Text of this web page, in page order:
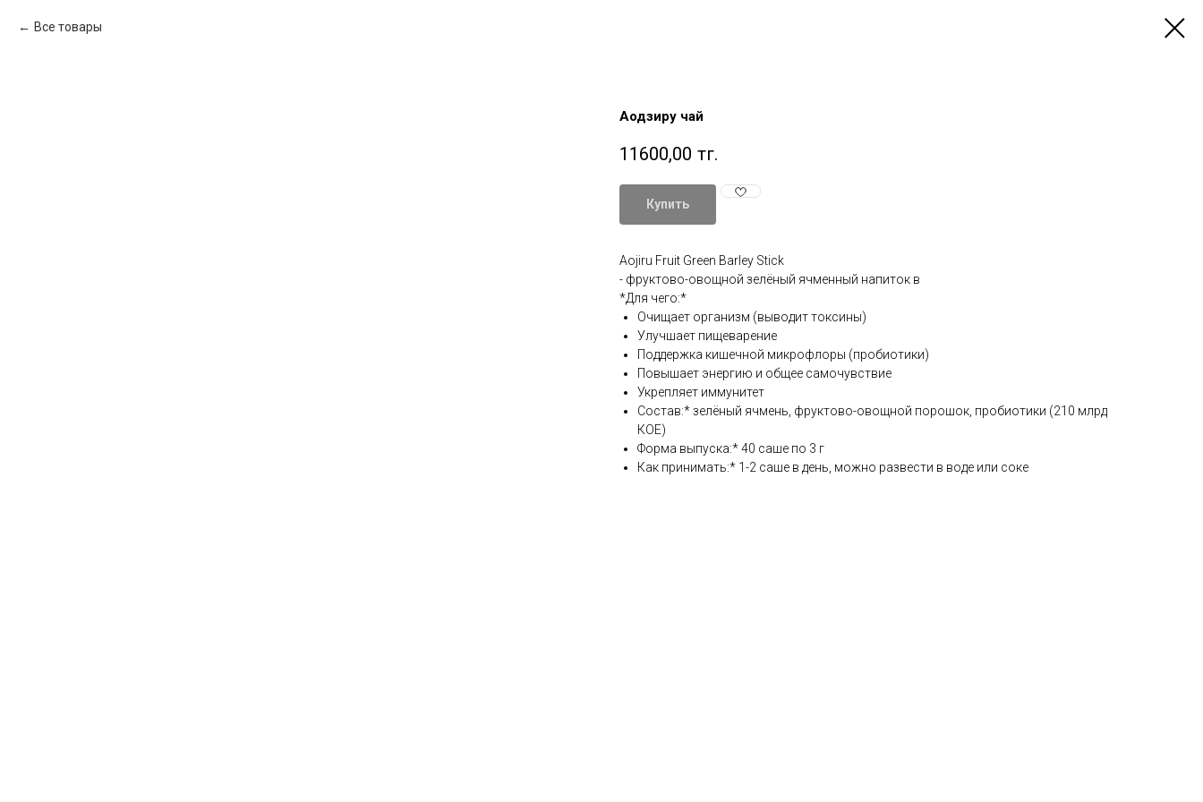
Все товары
Аодзиру чай
11600,00 тг.
Купить
Aojiru Fruit Green Barley Stick
- фруктово-овощной зелёный ячменный напиток в
*Для чего:*
Очищает организм (выводит токсины)
Улучшает пищеварение
Поддержка кишечной микрофлоры (пробиотики)
Повышает энергию и общее самочувствие
Укрепляет иммунитет
Состав:* зелёный ячмень, фруктово-овощной порошок, пробиотики (210 млрд
КОЕ)
Форма выпуска:* 40 саше по 3 г
Как принимать:* 1-2 саше в день, можно развести в воде или соке